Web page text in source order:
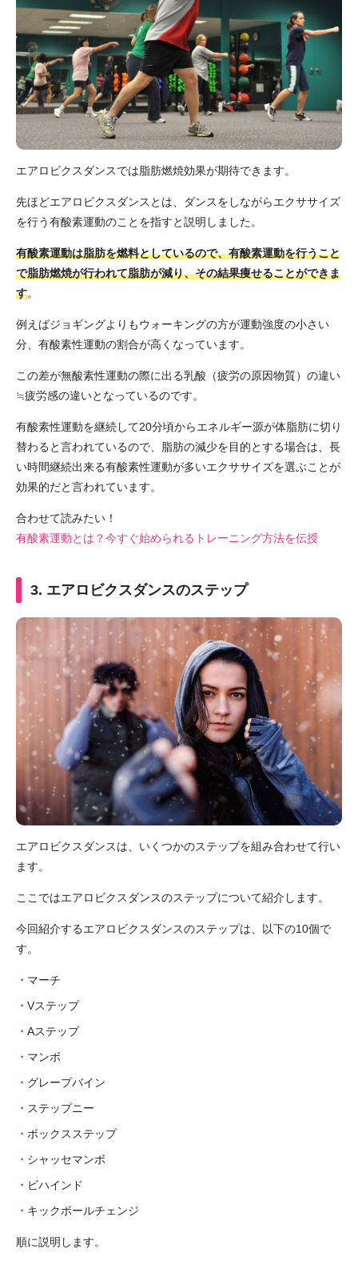
エアロビクスダンスでは脂肪燃焼効果が期待できます。
先ほどエアロビクスダンスとは、ダンスをしながらエクササイズ
を行う有酸素運動のことを指すと説明しました。
有酸素運動は脂肪を燃料としているので、有酸素運動を行うこと
で脂肪燃焼が行われて脂肪が減り、その結果痩せることができま
す。
例えばジョギングよりもウォーキングの方が運動強度の小さい
分、有酸素性運動の割合が高くなっています。
この差が無酸素性運動の際に出る乳酸（疲労の原因物質）の違い
≒疲労感の違いとなっているのです。
有酸素性運動を継続して20分頃からエネルギー源が体脂肪に切り
替わると言われているので、脂肪の減少を目的とする場合は、長
い時間継続出来る有酸素性運動が多いエクササイズを選ぶことが
効果的だと言われています。
合わせて読みたい！
有酸素運動とは？今すぐ始められるトレーニング方法を伝授
3. エアロビクスダンスのステップ
エアロビクスダンスは、いくつかのステップを組み合わせて行い
ます。
ここではエアロビクスダンスのステップについて紹介します。
今回紹介するエアロビクスダンスのステップは、以下の10個で
す。
マーチ
Vステップ
Aステップ
マンボ
グレープバイン
ステップニー
ボックスステップ
シャッセマンボ
ビハインド
キックボールチェンジ
順に説明します。